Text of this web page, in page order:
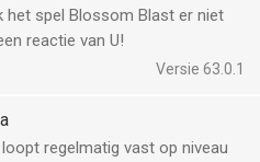
het spel Blossom Blast er niet
reactie van U!
Versie 63.0.1
regelmatig vast op niveau